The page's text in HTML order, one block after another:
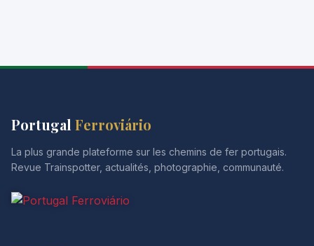
Portugal Ferroviário
La plus grande plateforme sur les chemins de fer portugais.
Revue Trainspotter, actualités, photographie, communauté.